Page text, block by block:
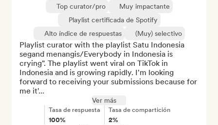
Top curator/pro
Muy impactante
Playlist certificada de Spotify
Alto índice de respuestas
(Muy) selectivo
Playlist curator with the playlist Satu Indonesia
segand menangis/Everybody in Indonesia is
crying". The playlist went viral on TikTok in
Indonesia and is growing rapidly. I'm looking
forward to receiving your submissions because for
me it'...
Ver más
Tasa de respuesta
100%
Tasa de compartición
2%